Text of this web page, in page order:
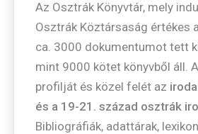
Az Osztrák Könyvtár, mely
Osztrák Köztársaság értékes
ca. 3000 dokumentumot tett
mint 9000 kötet könyvből áll.
profilját és közel felét az
és a 19-21. század osztrák
Bibliográfiák, adattárak,